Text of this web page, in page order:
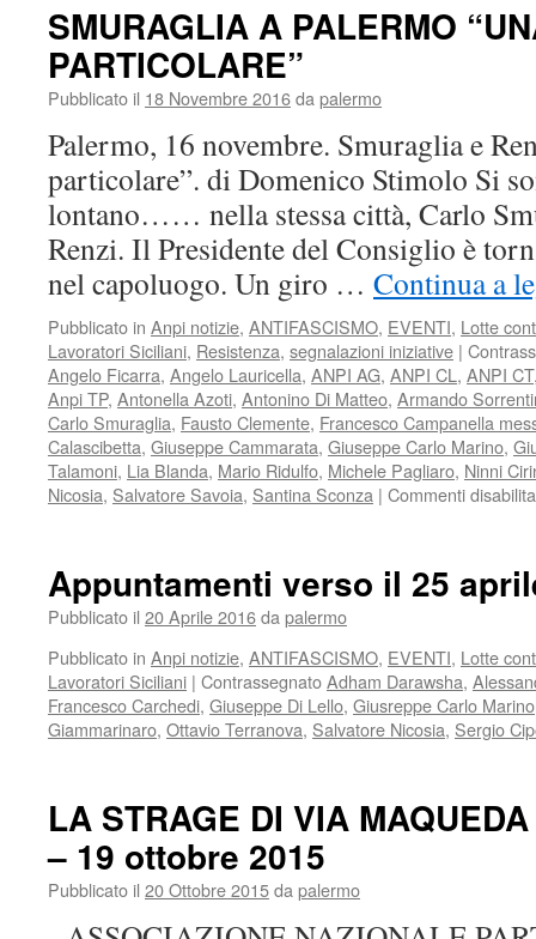
SMURAGLIA A PALERMO
PARTICOLARE”
Pubblicato il 18 Novembre 2016da palermo
Palermo, 16 novembre. Smuraglia e
particolare”. di Domenico Stimolo Si
lontano…… nella stessa città, Carlo
Renzi. Il Presidente del Consiglio è
nel capoluogo. Un giro … Continua a
Pubblicato in Anpi notizie, ANTIFASCISMO, EVENTI, Lotte
Lavoratori Siciliani, Resistenza, segnalazioni iniziative |
Angelo Ficarra, Angelo Lauricella, ANPI AG, ANPI CL , ANPI CT
Anpi TP, Antonella Azoti, Antonino Di Matteo, Armando
Carlo Smuraglia, Fausto Clemente, Francesco Campanella
Calascibetta, Giuseppe Cammarata, Giuseppe Carlo Marino,
Talamoni, Lia Blanda, Mario Ridulfo, Michele Pagliaro, Ninni
Nicosia, Salvatore Savoia, Santina Sconza | Commenti
Appuntamenti verso il 25
Pubblicato il 20 Aprile 2016da palermo
Pubblicato in Anpi notizie, ANTIFASCISMO, EVENTI, Lotte
Lavoratori Siciliani | ContrassegnatoAdham Darawsha,
Francesco Carchedi, Giuseppe Di Lello, Giusreppe Carlo Marino
Giammarinaro, Ottavio Terranova, Salvatore Nicosia, Sergio
LA STRAGE DI VIA
– 19 ottobre 2015
Pubblicato il 20 Ottobre 2015da palermo